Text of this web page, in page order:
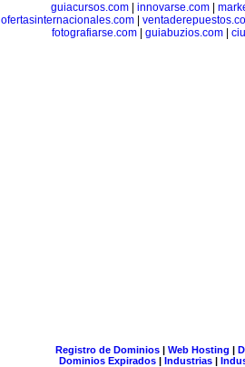
guiacursos.com| innovarse.com|
ofertasinternacionales.com|
fotografiarse.com| guiabuzios.com|
Registro de Dominios| Web Hosting |
Dominios Expirados | Industrias |